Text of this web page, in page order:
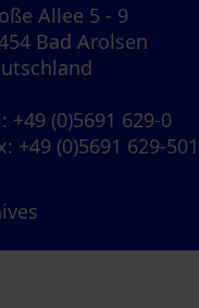
Allee 5 - 9
Bad Arolsen
: +49 (0)5691 629-0
: +49 (0)5691 629-501